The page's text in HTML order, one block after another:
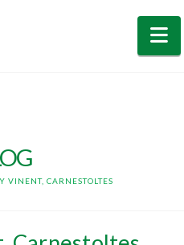
VINENT, CARNESTOLTES